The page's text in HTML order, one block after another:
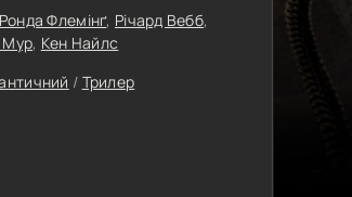
Ронда Флемінґ, Річард Вебб,
Мур, Кен Найлс
/ Трилер